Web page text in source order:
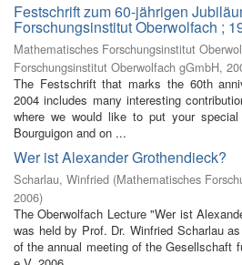
Festschrift zum 60-jährigen
Forschungsinstitut Oberwolfach ;
Mathematisches Forschungsinstitut
Forschungsinstitut Oberwolfach gGmbH,
The Festschrift that marks the 60th
2004 includes many interesting
where we would like to put your
Bourguigon and on ...
Wer ist Alexander Grothendieck?
Scharlau, Winfried (Mathematisches
2006)
The Oberwolfach Lecture "Wer ist
was held by Prof. Dr. Winfried Scharlau
of the annual meeting of the Gesellschaft